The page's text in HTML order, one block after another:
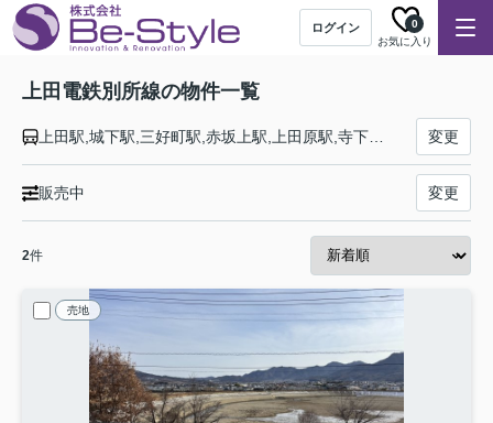
ログイン
お気に入り
0
上田電鉄別所線の物件一覧
変更
販売中 変更
2件
売地